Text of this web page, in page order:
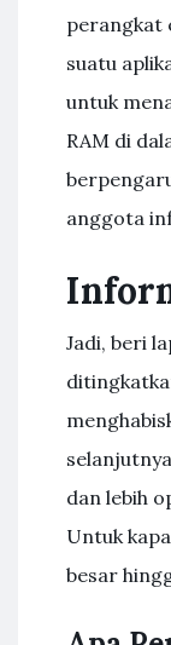
perangkat
suatu
untuk
RAM di
anggota
Jadi, beri
dan lebih
Untuk
besar